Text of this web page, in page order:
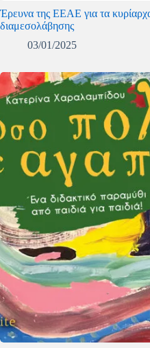
Έρευνα της ΕΕΑΕ για τα
διαμεσολάβησης
03/01/2025